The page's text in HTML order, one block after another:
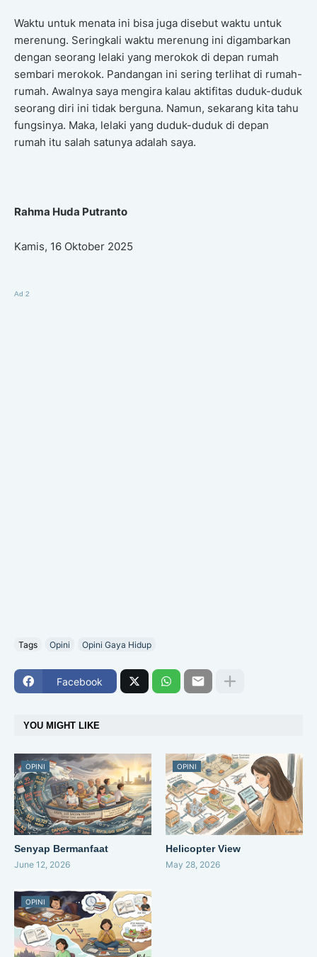
Waktu untuk menata ini bisa juga disebut waktu untuk
merenung. Seringkali waktu merenung ini digambarkan
dengan seorang lelaki yang merokok di depan rumah
sembari merokok. Pandangan ini sering terlihat di rumah-
rumah. Awalnya saya mengira kalau aktifitas duduk-duduk
seorang diri ini tidak berguna. Namun, sekarang kita tahu
fungsinya. Maka, lelaki yang duduk-duduk di depan
rumah itu salah satunya adalah saya.
Rahma Huda Putranto
Kamis, 16 Oktober 2025
Ad 2
Tags Opini Opini Gaya Hidup
Facebook
YOU MIGHT LIKE
OPINI
Senyap Bermanfaat
June 12, 2026
OPINI
Helicopter View
May 28, 2026
OPINI